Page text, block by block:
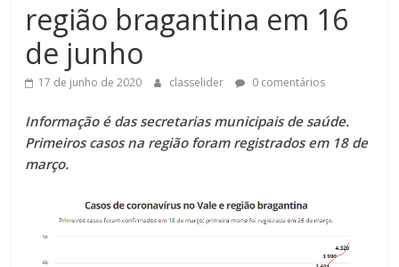
região bragantina em 16
de junho
17 de junho de 2020 classelider 0 comentários
Informação é das secretarias municipais de saúde.
Primeiros casos na região foram registrados em 18 de
março.